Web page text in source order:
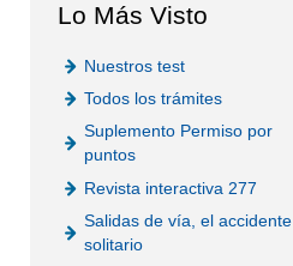
Lo Más Visto
Nuestros test
Todos los trámites
Suplemento Permiso por
puntos
Revista interactiva 277
Salidas de vía, el accidente
solitario